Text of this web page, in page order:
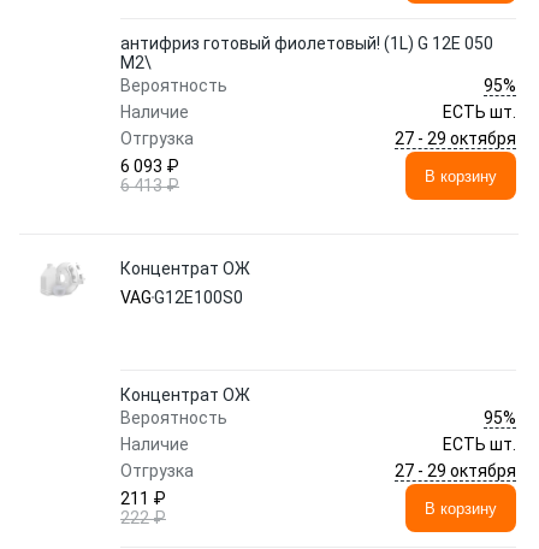
антифриз готовый фиолетовый! (1L) G 12E 050
M2\
Вероятность
95%
Наличие
ЕСТЬ шт.
Отгрузка
27 - 29 октября
6 093 ₽
6 413 ₽
В корзину
Концентрат ОЖ
VAGG12E100S0
Концентрат ОЖ
Вероятность
95%
Наличие
ЕСТЬ шт.
Отгрузка
27 - 29 октября
211 ₽
222 ₽
В корзину